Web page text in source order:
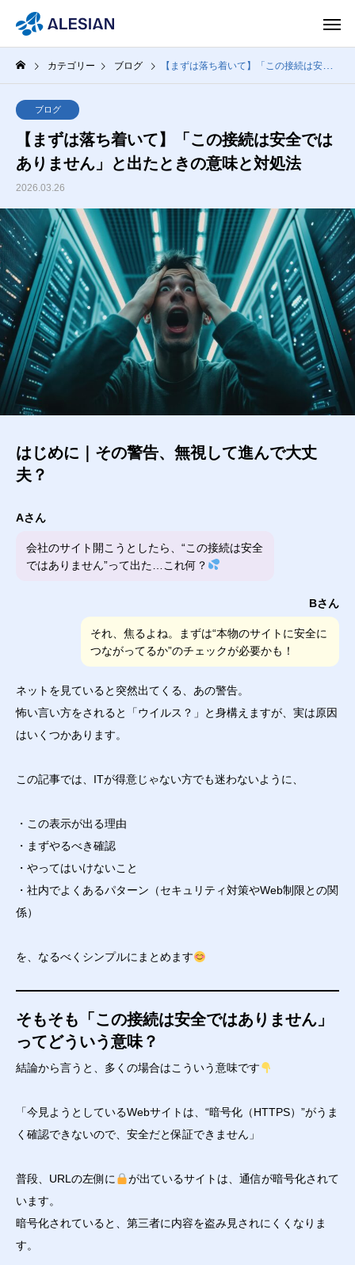
カテゴリー ブログ 【まずは落ち着いて】「この接続は安全ではありません」と出たときの意味と対処法
ブログ
【まずは落ち着いて】「この接続は安全では
ありません」と出たときの意味と対処法
2026.03.26
はじめに｜その警告、無視して進んで大丈
夫？
Aさん
会社のサイト開こうとしたら、“この接続は安全
ではありません”って出た…これ何？
Bさん
それ、焦るよね。まずは“本物のサイトに安全に
つながってるか”のチェックが必要かも！
ネットを見ていると突然出てくる、あの警告。
怖い言い方をされると「ウイルス？」と身構えますが、実は原因
はいくつかあります。
この記事では、ITが得意じゃない方でも迷わないように、
・この表示が出る理由
・まずやるべき確認
・やってはいけないこと
・社内でよくあるパターン（セキュリティ対策やWeb制限との関
係）
を、なるべくシンプルにまとめます
そもそも「この接続は安全ではありません」
ってどういう意味？
結論から言うと、多くの場合はこういう意味です
「今見ようとしているWebサイトは、“暗号化（HTTPS）”がうま
く確認できないので、安全だと保証できません」
普段、URLの左側に
が出ているサイトは、通信が暗号化されて
います。
暗号化されていると、第三者に内容を盗み見されにくくなりま
す。